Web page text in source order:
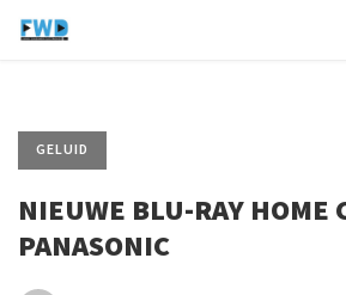
GELUID
NIEUWE BLU-RAY HOME
PANASONIC